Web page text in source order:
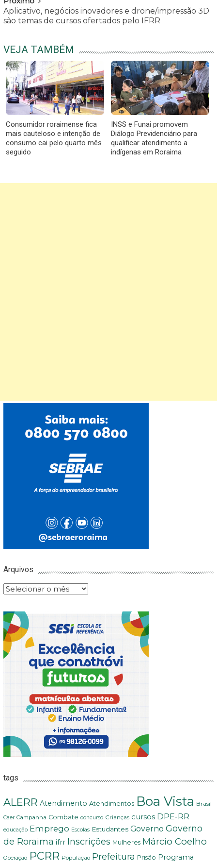
Aplicativo, negócios inovadores e drone/impressão 3D
são temas de cursos ofertados pelo IFRR
VEJA TAMBÉM
Consumidor roraimense fica
mais cauteloso e intenção de
consumo cai pelo quarto mês
seguido
INSS e Funai promovem
Diálogo Previdenciário para
qualificar atendimento a
indígenas em Roraima
Arquivos
Arquivos
tags
ALERR Atendimento Atendimentos Boa Vista Brasil
Caer Campanha Combate concurso Crianças cursos DPE-RR
educação Emprego Escolas Estudantes Governo Governo
de Roraima ifrr Inscrições Mulheres Márcio Coelho
Operação PCRR População Prefeitura Prisão Programa